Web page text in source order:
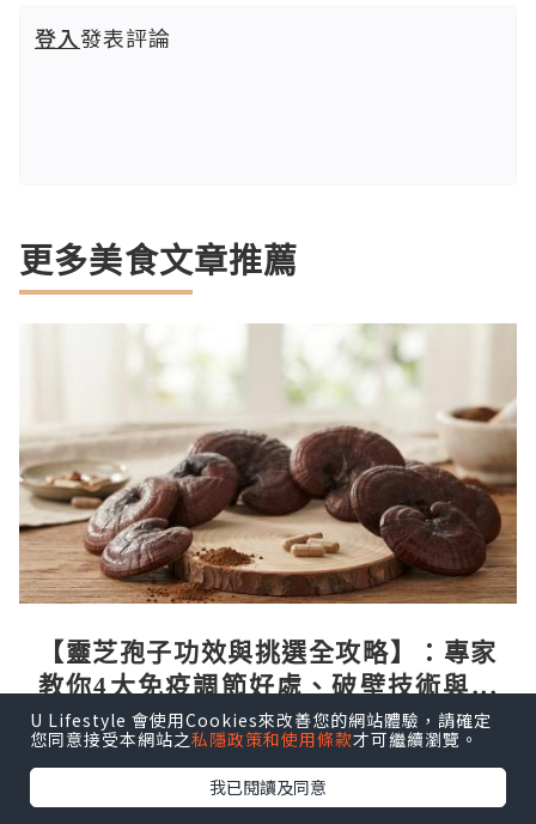
登入發表評論
更多美食文章推薦
【靈芝孢子功效與挑選全攻略】：專家
教你4大免疫調節好處、破壁技術與挑
選秘訣
輕養生 25分鐘前
U Lifestyle 會使用Cookies來改善您的網站體驗，請確定
您同意接受本網站之私隱政策和使用條款才可繼續瀏覽。
我已閱讀及同意